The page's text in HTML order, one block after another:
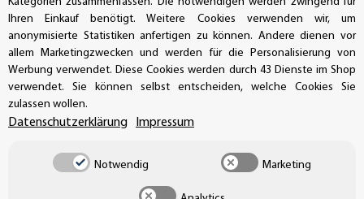
UNSER VERSANDDIENSTLEISTER
Ihren Einkauf benötigt. Weitere Cookies verwenden wir, um
anonymisierte Statistiken anfertigen zu können. Andere dienen vor
allem Marketingzwecken und werden für die Personalisierung von
Werbung verwendet. Diese Cookies werden durch 43 Dienste im Shop
verwendet. Sie können selbst entscheiden, welche Cookies Sie
zulassen wollen.
Datenschutzerklärung Impressum
Notwendig Marketing